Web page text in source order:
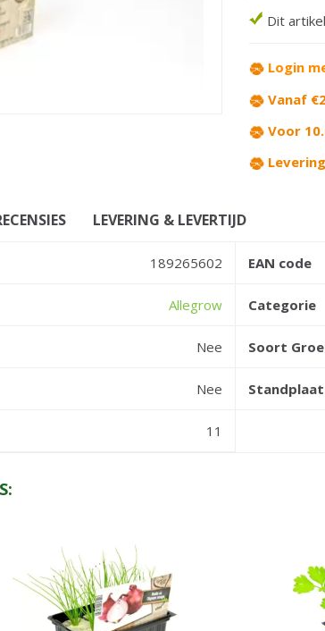
Dit
Login
Vanaf
Voor
LEVERING & LEVERTIJD
189265602 EAN code
Allegrow Categorie
Nee Soort
Nee
11